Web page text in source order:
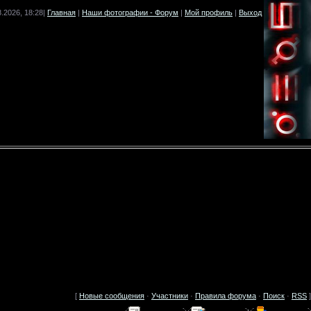
18:28| Главная | Наши фотографии - Форум | Мой профиль | Выход
[ Новые сообщения · Участники · Правила форума · Поиск · RSS ]